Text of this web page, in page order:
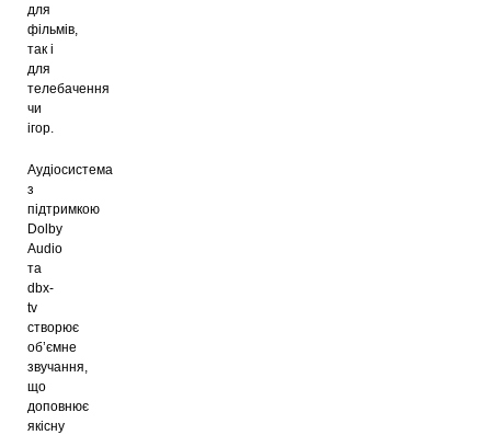
для
фільмів,
так і
для
телебачення
чи
ігор.
Аудіосистема
з
підтримкою
Dolby
Audio
та
dbx-
tv
створює
об’ємне
звучання,
що
доповнює
якісну